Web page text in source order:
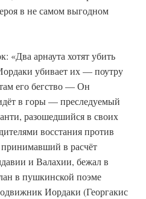
в не самом выгодном
«Два арнаута хотят убить
убивает их — поутру
его бегство — Он
в горы — преследуемый
разошедшийся в своих
восстания против
в расчёт
и Валахии, бежал в
в пушкинской поэме
Иордаки (Георгакис